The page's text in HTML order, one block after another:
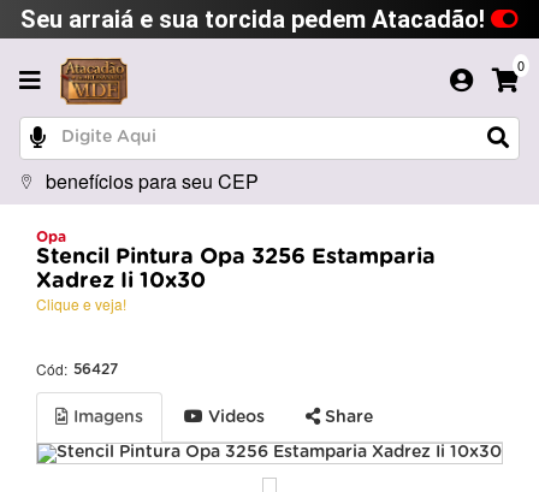
Seu arraiá e sua torcida pedem Atacadão!
0
benefícios para seu CEP
Opa
Stencil Pintura Opa 3256 Estamparia
Xadrez Ii 10x30
Clique e veja!
Cód: 56427
Imagens Videos Share